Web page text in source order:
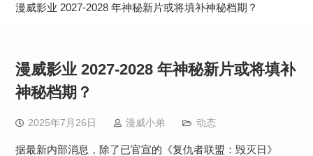
漫威影业 2027-2028 年神秘新片或将填补神秘档期？
漫威影业 2027-2028 年神秘新片或将填补
神秘档期？
2025年7月26日 漫威小弟 动态
据最新内部消息，除了已官宣的《复仇者联盟：毁灭日》